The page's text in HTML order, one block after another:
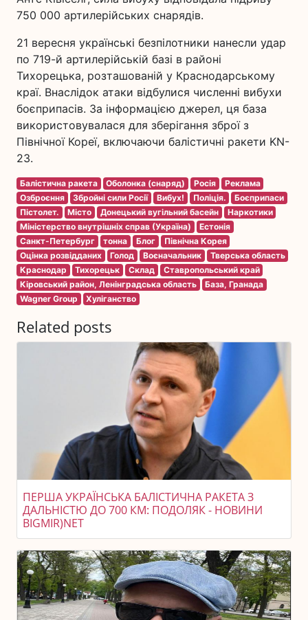
750 000 артилерійських снарядів.
21 вересня українські безпілотники нанесли удар
по 719-й артилерійській базі в районі
Тихорецька, розташованій у Краснодарському
краї. Внаслідок атаки відбулися численні вибухи
боєприпасів. За інформацією джерел, ця база
використовувалася для зберігання зброї з
Північної Кореї, включаючи балістичні ракети KN-
23.
Балістична ракета Оболонка (снаряд) Росія
Реклама
Озброєння
Збройні сили Росії Вибух! Поліція.
Боєприпаси
Пістолет.
Місто Донецький вугільний басейн
Наркотики
Міністерство внутрішніх справ (Україна)
Естонія
Санкт-Петербург
тонна Блог
Північна Корея
Оцінка розвідданих
Голод Воєначальник
Тверська область
Краснодар
Тихорецьк Склад
Ставропольський край
Кіровський район, Ленінградська область
База, Гранада
Wagner Group
Хуліганство
Related posts
ПЕРША УКРАЇНСЬКА БАЛІСТИЧНА РАКЕТА З
ДАЛЬНІСТЮ ДО 700 КМ: ПОДОЛЯК - НОВИНИ
BIGMIR)NET